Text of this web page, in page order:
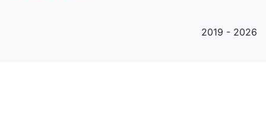
2019 - 2026